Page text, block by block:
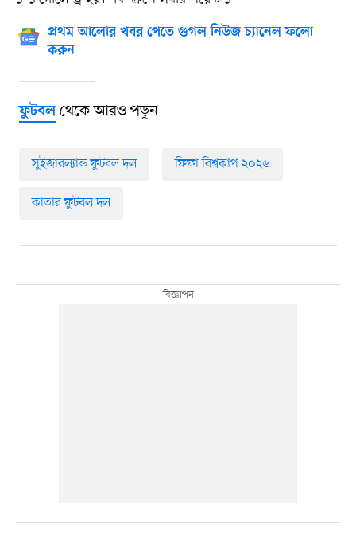
প্রথম আলোর খবর পেতে গুগল নিউজ চ্যানেল ফলো
করুন
ফুটবলথেকে আরও পড়ুন
সুইজারল্যান্ড ফুটবল দল ফিফা বিশ্বকাপ ২০২৬
কাতার ফুটবল দল